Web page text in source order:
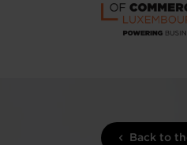
Back to